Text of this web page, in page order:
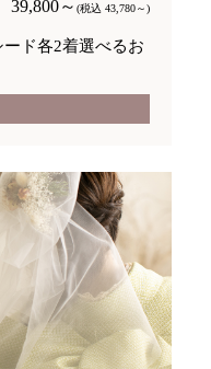
39,800～ (税込 43,780～)
ド各2着選べるお